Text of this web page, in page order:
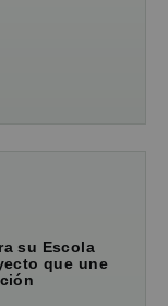
su Escola
que une